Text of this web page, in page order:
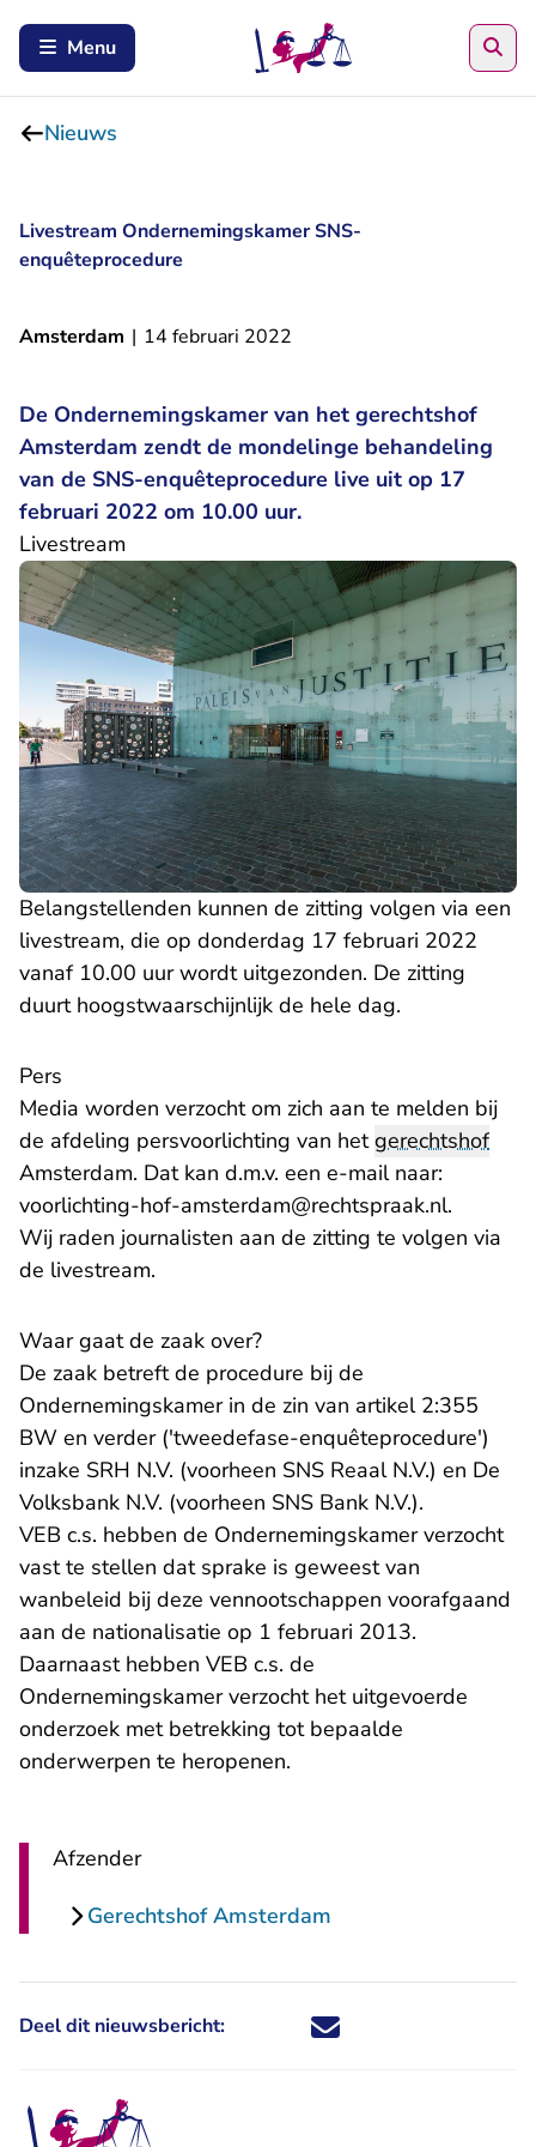
Menu
Nieuws
Livestream Ondernemingskamer SNS-
enquêteprocedure
Amsterdam | 14 februari 2022
De Ondernemingskamer van het gerechtshof
Amsterdam zendt de mondelinge behandeling
van de SNS-enquêteprocedure live uit op 17
februari 2022 om 10.00 uur.
Livestream
Belangstellenden kunnen de zitting volgen via een
livestream, die op donderdag 17 februari 2022
vanaf 10.00 uur wordt uitgezonden. De zitting
duurt hoogstwaarschijnlijk de hele dag.
Pers
Media worden verzocht om zich aan te melden bij
de afdeling persvoorlichting van hetgerechtshof
Amsterdam. Dat kan d.m.v. een e-mail naar:
voorlichting-hof-amsterdam@rechtspraak.nl- U
.
Wij raden journalisten aan de zitting te volgen via
de livestream.
Waar gaat de zaak over?
De zaak betreft de procedure bij de
Ondernemingskamer in de zin van artikel 2:355
BW en verder ('tweedefase-enquêteprocedure')
inzake SRH N.V. (voorheen SNS Reaal N.V.) en De
Volksbank N.V. (voorheen SNS Bank N.V.).
VEB c.s. hebben de Ondernemingskamer verzocht
vast te stellen dat sprake is geweest van
wanbeleid bij deze vennootschappen voorafgaand
aan de nationalisatie op 1 februari 2013.
Daarnaast hebben VEB c.s. de
Ondernemingskamer verzocht het uitgevoerde
onderzoek met betrekking tot bepaalde
onderwerpen te heropenen.
Afzender
Gerechtshof Amsterdam
Deel dit nieuwsbericht: Deel dit nieuwsbericht via X -
Deel dit nieuwsbericht via
Deel dit nieuwsbericht
Deel dit